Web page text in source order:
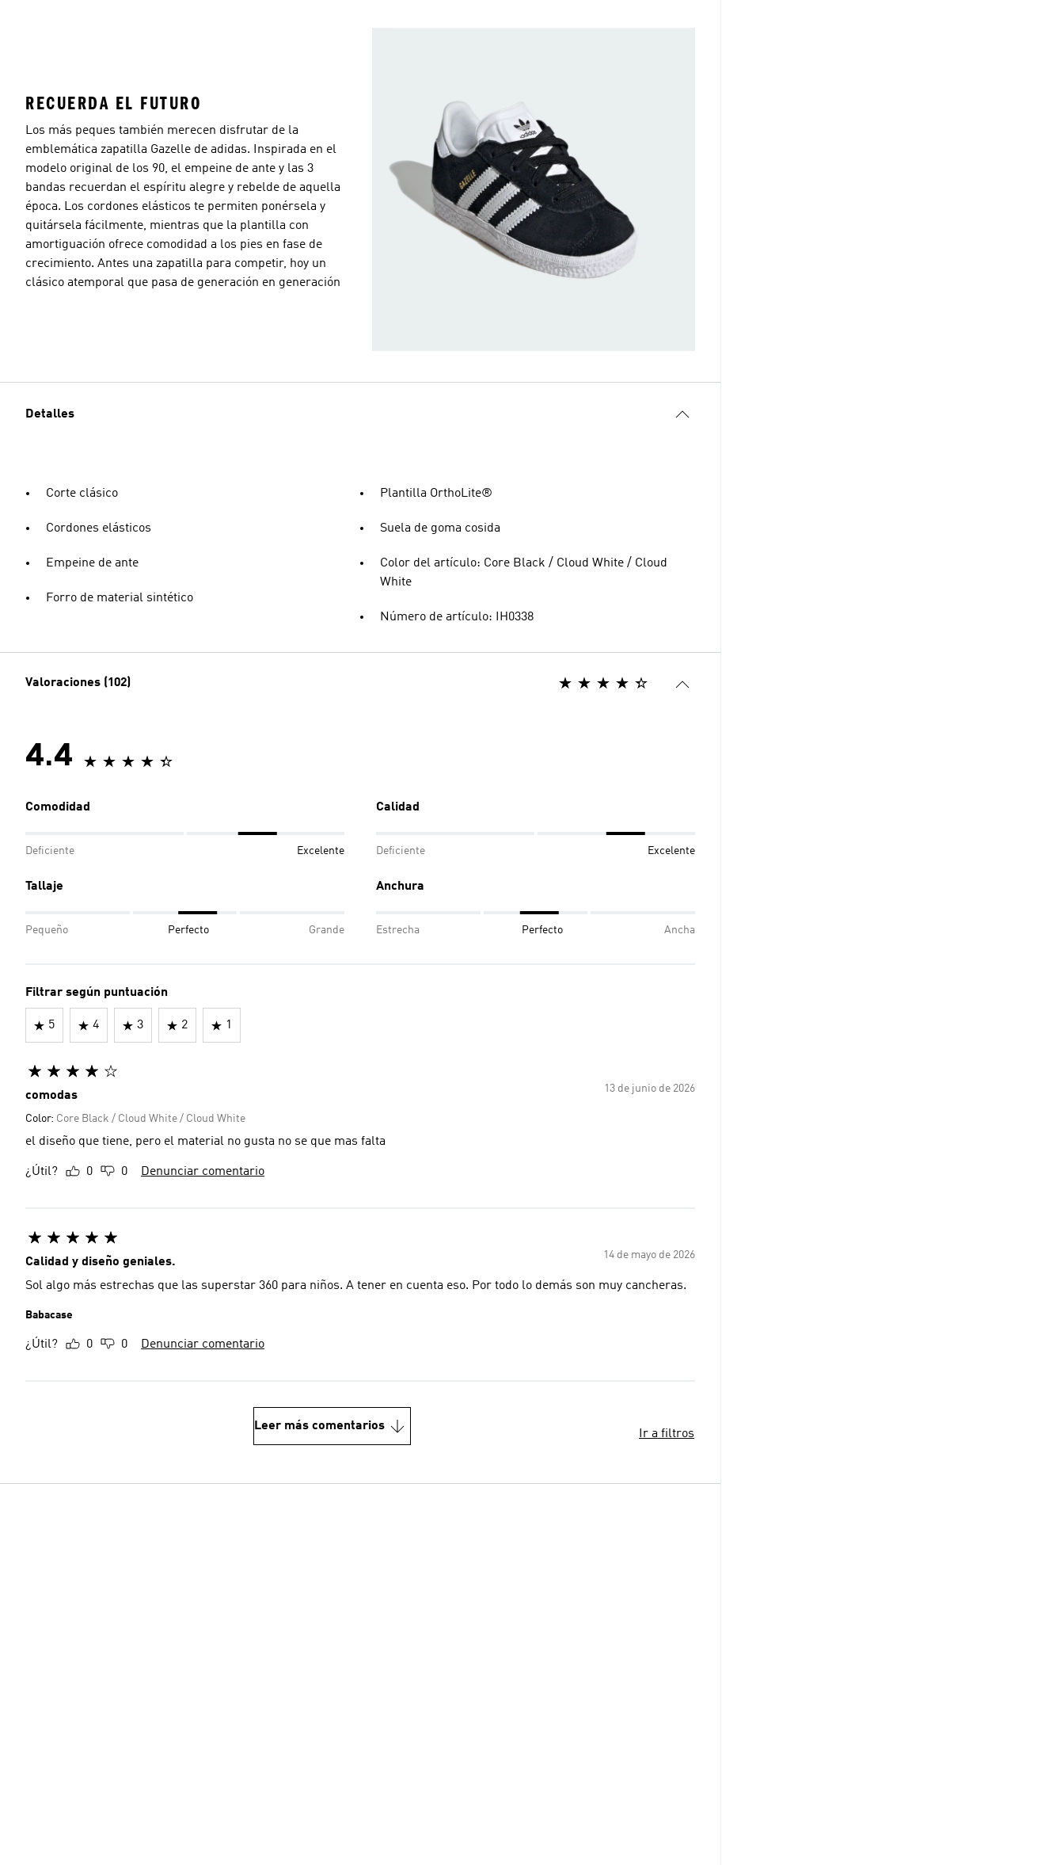
RECUERDA EL FUTURO
Los más peques también merecen disfrutar de la
emblemática zapatilla Gazelle de adidas. Inspirada en el
modelo original de los 90, el empeine de ante y las 3
bandas recuerdan el espíritu alegre y rebelde de aquella
época. Los cordones elásticos te permiten ponérsela y
quitársela fácilmente, mientras que la plantilla con
amortiguación ofrece comodidad a los pies en fase de
crecimiento. Antes una zapatilla para competir, hoy un
clásico atemporal que pasa de generación en generación
Detalles
Corte clásico
Cordones elásticos
Empeine de ante
Forro de material sintético
Plantilla OrthoLite®
Suela de goma cosida
Color del artículo: Core Black / Cloud White / Cloud
White
Número de artículo: IH0338
Valoraciones (102)
4.4
Comodidad
Deficiente Excelente
Calidad
Deficiente Excelente
Tallaje
Pequeño Perfecto Grande
Anchura
Estrecha Perfecto Ancha
Filtrar según puntuación
5 4 3 2 1
13 de junio de 2026
comodas
Color: Core Black / Cloud White / Cloud White
el diseño que tiene, pero el material no gusta no se que mas falta
¿Útil? 0 0 Denunciar comentario
14 de mayo de 2026
Calidad y diseño geniales.
Sol algo más estrechas que las superstar 360 para niños. A tener en cuenta eso. Por todo lo demás son muy cancheras.
Babacase
¿Útil? 0 0 Denunciar comentario
Leer más comentarios
Ir a filtros